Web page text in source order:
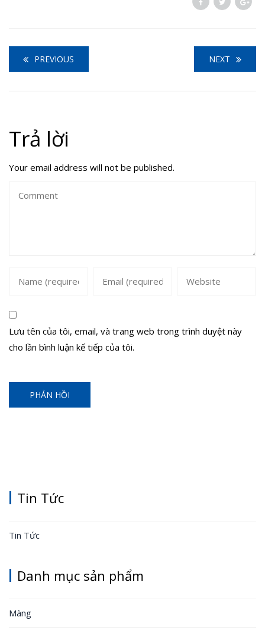
PREVIOUS NEXT
Trả lời
Your email address will not be published.
Lưu tên của tôi, email, và trang web trong trình duyệt này
cho lần bình luận kế tiếp của tôi.
Tin Tức
Tin Tức
Danh mục sản phẩm
Màng